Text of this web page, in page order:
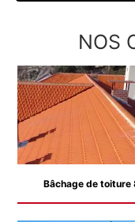
NOS
Bâchage de toiture